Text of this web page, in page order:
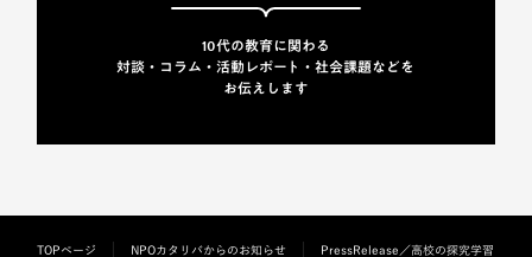
10代の教育に関わる
対談・コラム・活動レポート・社会課題などを
お伝えします
TOPページ NPOカタリバからのお知らせ
PressRelease／高校の探究学習